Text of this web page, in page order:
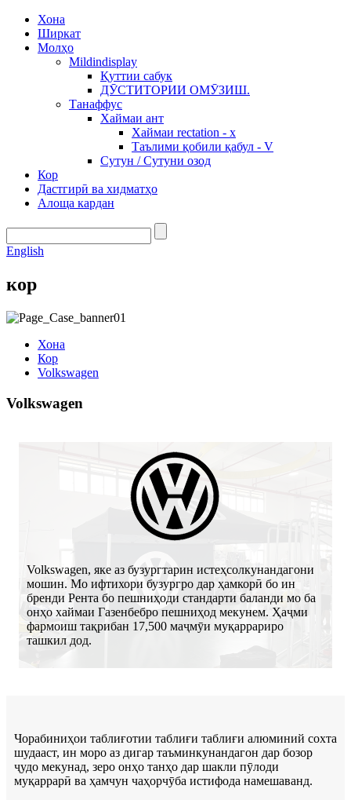
Хона
Ширкат
Молҳо
Mildindisplay
Қуттии сабук
ДӮСТИТОРИИ ОМӮЗИШ.
Танаффус
Хаймаи ант
Хаймаи rectation - x
Таълими қобили қабул - V
Сутун / Сутуни озод
Кор
Дастгирӣ ва хидматҳо
Алоща кардан
English
кор
Хона
Кор
Volkswagen
Volkswagen
Volkswagen, яке аз бузургтарин истеҳсолкунандагони
мошин. Мо ифтихори бузургро дар ҳамкорӣ бо ин
бренди Рента бо пешниҳоди стандарти баланди мо ба
онҳо хаймаи Газенбебро пешниҳод мекунем. Ҳаҷми
фармоиш тақрибан 17,500 маҷмӯи муқаррариро
ташкил дод.
Чорабиниҳои таблиғотии таблиғи таблиғи алюминий сохта
шудааст, ин моро аз дигар таъминкунандагон дар бозор
ҷудо мекунад, зеро онҳо танҳо дар шакли пӯлоди
муқаррарӣ ва ҳамчун чаҳорчӯба истифода намешаванд.